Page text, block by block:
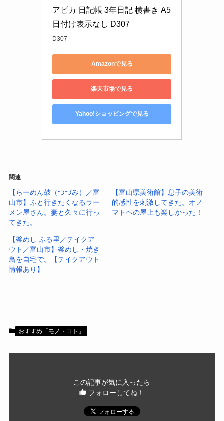
アピカ 日記帳 3年日記 横書き A5
日付け表示なし D307
D307
Amazonで見る
楽天市場で見る
Yahoo!ショッピングで見る
関連
【らーめん鼓（つづみ）／富
山市】ふと行きたくなるラー
メン屋さん。妻と久々に行っ
てきた。
【富山県美術館】息子の美術
的感性を刺激してきた。オノ
マトペの屋上も楽しかった！
【釜めし ふる里／テイクア
ウト／富山市】釜めし・焼き
鳥を自宅で。【テイクアウト
情報あり】
おすすめ「モノ・コト」
この記事が気に入ったら
フォローしてね！